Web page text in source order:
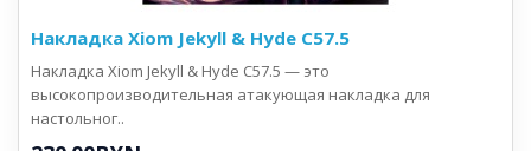
Накладка Xiom Jekyll & Hyde C57.5
Накладка Xiom Jekyll & Hyde C57.5 — это
высокопроизводительная атакующая накладка для
настольног..